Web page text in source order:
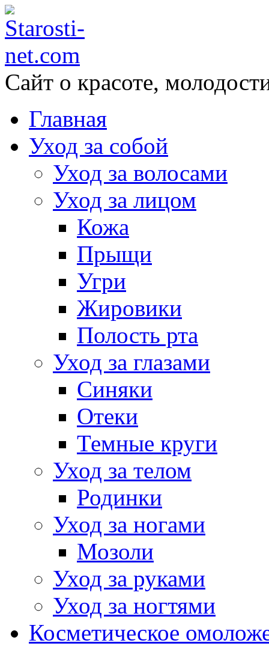
Сайт о красоте,
Главная
Уход за собой
Уход за волосами
Уход за лицом
Кожа
Прыщи
Угри
Жировики
Полость рта
Уход за глазами
Синяки
Отеки
Темные круги
Уход за телом
Родинки
Уход за ногами
Мозоли
Уход за руками
Уход за ногтями
Косметическое